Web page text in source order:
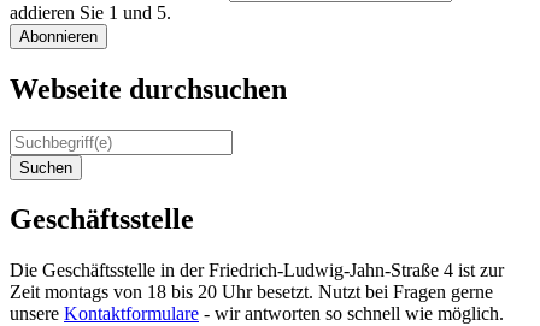
addieren Sie 1 und 5.
Abonnieren
Webseite durchsuchen
Suchen
Geschäftsstelle
Die Geschäftsstelle in der Friedrich-Ludwig-Jahn-Straße 4 ist zur
Zeit montags von 18 bis 20 Uhr besetzt. Nutzt bei Fragen gerne
unsere Kontaktformulare - wir antworten so schnell wie möglich.